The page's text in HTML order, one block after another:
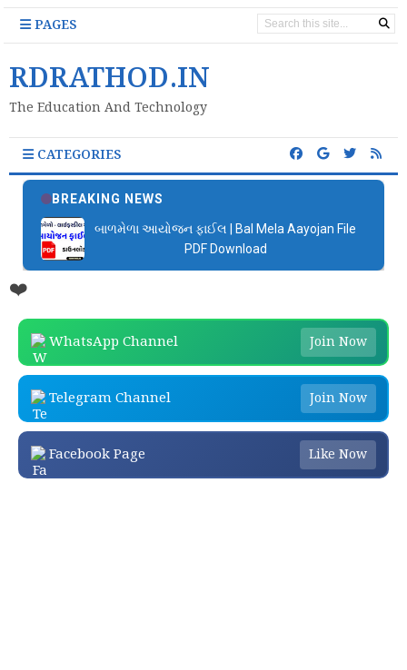
PAGES
RDRATHOD.IN
The Education And Technology
CATEGORIES
BREAKING NEWS
બાળમેળા આયોજન ફાઈલ | Bal Mela Aayojan File
PDF Download
❤️
WhatsApp Channel Join Now
Telegram Channel Join Now
Facebook Page Like Now